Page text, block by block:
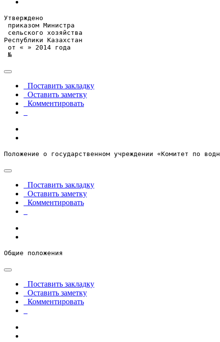
Утверждено
приказом Министра
сельского хозяйства
Республики Казахстан
от « » 2014 года
№
Поставить закладку
Оставить заметку
Комментировать
Положение о государственном учреждении «Комитет по
Поставить закладку
Оставить заметку
Комментировать
Общие положения
Поставить закладку
Оставить заметку
Комментировать